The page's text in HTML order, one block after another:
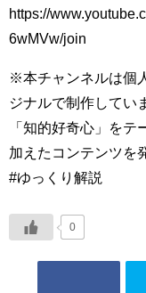
https://
6wMVw/join
※本チャンネルは個
ジナルで制作してい
「知的好奇心」を
加えたコンテンツを
#ゆっくり解説
0